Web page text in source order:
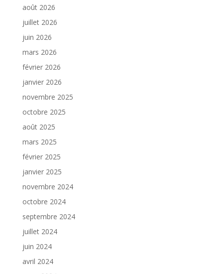
août 2026
juillet 2026
juin 2026
mars 2026
février 2026
janvier 2026
novembre 2025
octobre 2025
août 2025
mars 2025
février 2025
janvier 2025
novembre 2024
octobre 2024
septembre 2024
juillet 2024
juin 2024
avril 2024